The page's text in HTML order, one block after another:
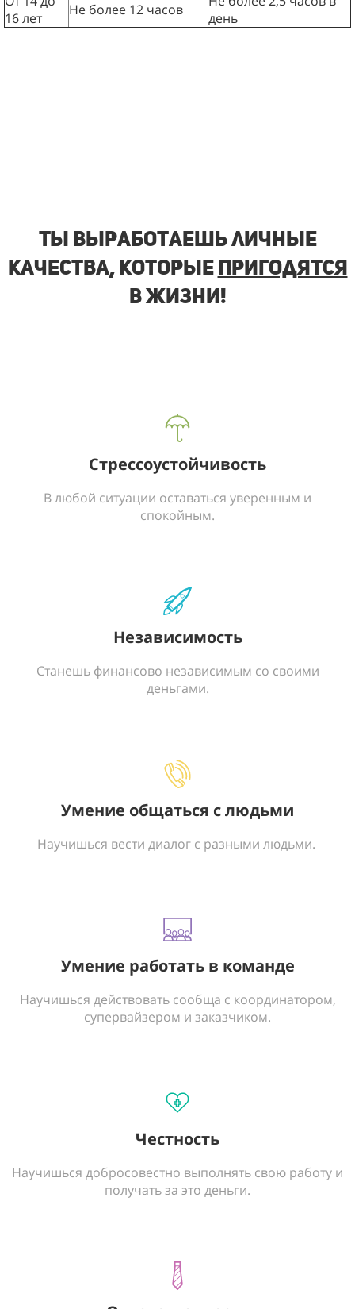
16 лет
Не более 12 часов
день
Ты выработаешь личные
качества, которыепригодятся
в жизни!
Стрессоустойчивость
В любой ситуации оставаться уверенным и
спокойным.
Независимость
Станешь финансово независимым со своими
деньгами.
Умение общаться с людьми
Научишься вести диалог с разными людьми.
Умение работать в команде
Научишься действовать сообща с координатором,
супервайзером и заказчиком.
Честность
Научишься добросовестно выполнять свою работу и
получать за это деньги.